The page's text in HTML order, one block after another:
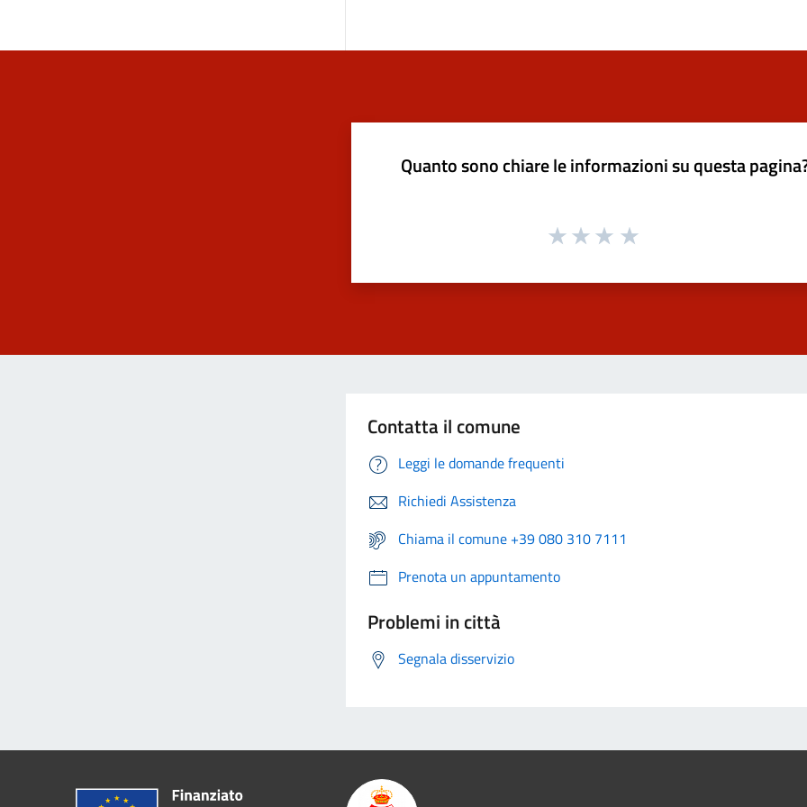
Quanto sono chiare le informazioni su questa
Contatta il comune
Leggi le domande frequenti
Richiedi Assistenza
Chiama il comune +39 080 310 7111
Prenota un appuntamento
Problemi in città
Segnala disservizio